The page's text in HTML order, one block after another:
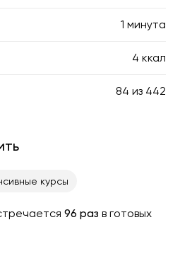
1 минута
4 ккал
84 из 442
курсы
96 раз в готовых